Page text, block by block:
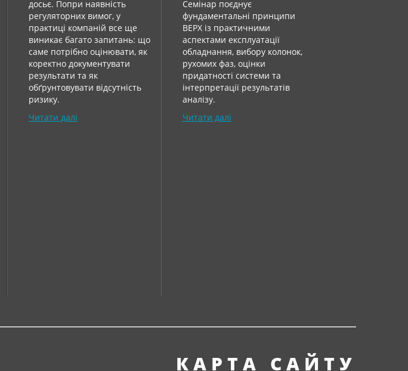
досьє. Попри наявність
регуляторних вимог, у
практиці компаній все ще
виникає багато запитань: що
саме потрібно оцінювати, як
коректно документувати
результати та як
обґрунтовувати відсутність
ризику.
Читати далі
Семінар поєднує
фундаментальні принципи
ВЕРХ із практичними
аспектами експлуатації
обладнання, вибору колонок,
рухомих фаз, оцінки
придатності системи та
інтерпретації результатів
аналізу.
Читати далі
КАРТА САЙТУ